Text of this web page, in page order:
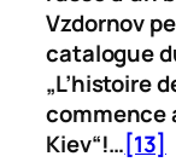
Vzdornov
catalogue
„L’histoire
commence
Kiev“!…[13]